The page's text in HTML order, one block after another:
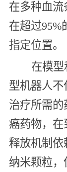
在多种血流
在超过95%
指定位置。
在模
型机器人
治疗所需
癌药物，在
释放机制依
纳米颗粒